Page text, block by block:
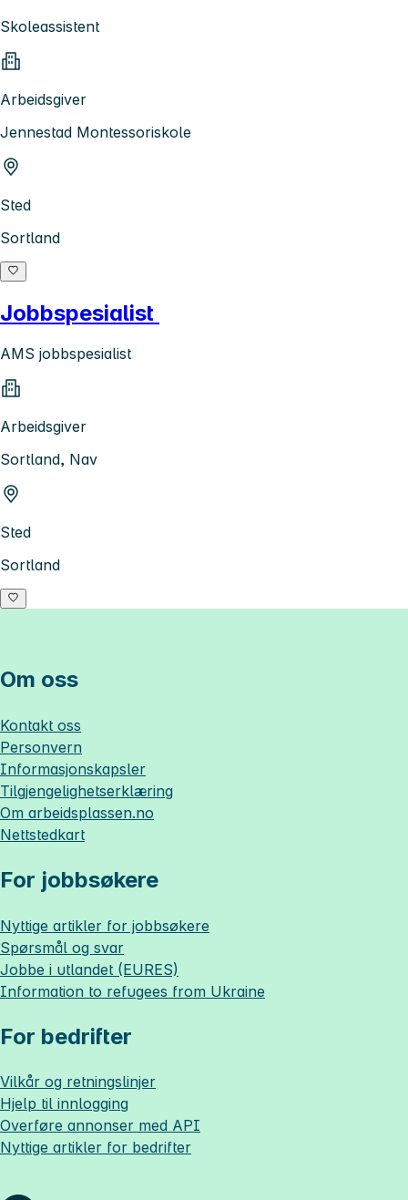
Skoleassistent
Arbeidsgiver
Jennestad Montessoriskole
Sted
Sortland
Jobbspesialist
AMS jobbspesialist
Arbeidsgiver
Sortland, Nav
Sted
Sortland
Om oss
Kontakt oss
Personvern
Informasjonskapsler
Tilgjengelighetserklæring
Om arbeidsplassen.no
Nettstedkart
For jobbsøkere
Nyttige artikler for jobbsøkere
Spørsmål og svar
Jobbe i utlandet (EURES)
Information to refugees from Ukraine
For bedrifter
Vilkår og retningslinjer
Hjelp til innlogging
Overføre annonser med API
Nyttige artikler for bedrifter